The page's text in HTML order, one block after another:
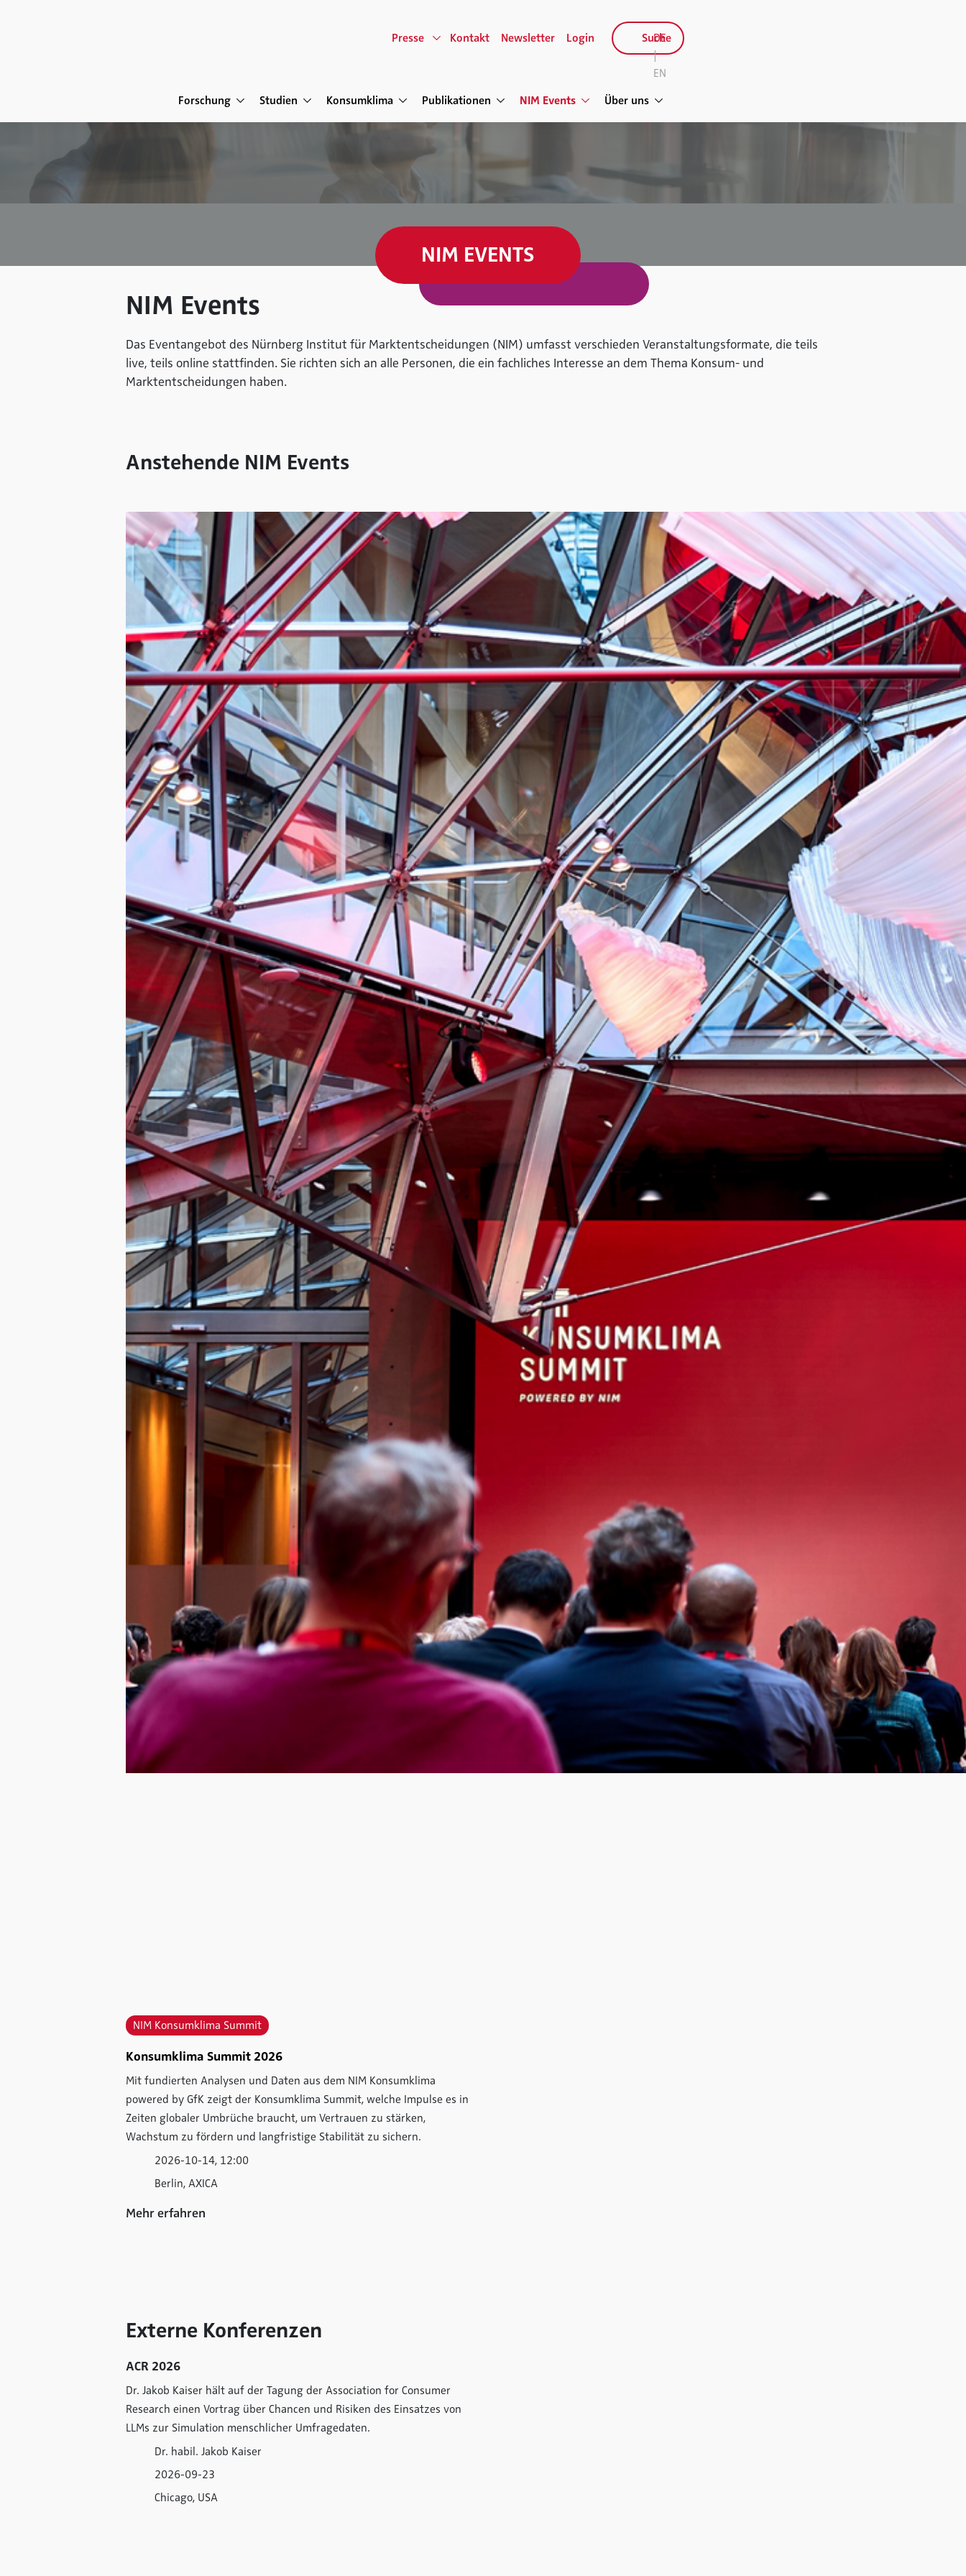
Forschung Studien Konsumklima Publikationen NIM Events Über uns
Presse Kontakt Newsletter Login Suche
DE
|
EN
NIM EVENTS
NIM Events
Das Eventangebot des Nürnberg Institut für Marktentscheidungen (NIM) umfasst verschieden Veranstaltungsformate, die teils
live, teils online stattfinden. Sie richten sich an alle Personen, die ein fachliches Interesse an dem Thema Konsum- und
Marktentscheidungen haben.
Anstehende NIM Events
NIM Konsumklima Summit
Konsumklima Summit 2026
Mit fundierten Analysen und Daten aus dem NIM Konsumklima
powered by GfK zeigt der Konsumklima Summit, welche Impulse es in
Zeiten globaler Umbrüche braucht, um Vertrauen zu stärken,
Wachstum zu fördern und langfristige Stabilität zu sichern.
2026-10-14, 12:00
Berlin, AXICA
Mehr erfahren
Externe Konferenzen
ACR 2026
Dr. Jakob Kaiser hält auf der Tagung der Association for Consumer
Research einen Vortrag über Chancen und Risiken des Einsatzes von
LLMs zur Simulation menschlicher Umfragedaten.
Dr. habil. Jakob Kaiser
2026-09-23
Chicago, USA